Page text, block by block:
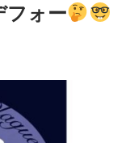
フォー